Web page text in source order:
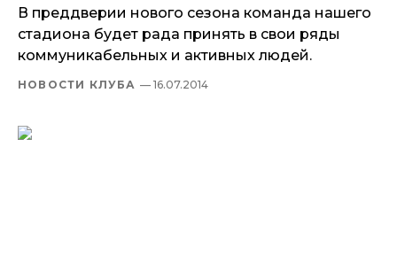
В преддверии нового сезона команда нашего
стадиона будет рада принять в свои ряды
коммуникабельных и активных людей.
НОВОСТИ КЛУБА — 16.07.2014